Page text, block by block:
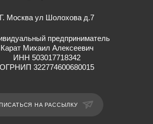
Г. Москва ул Шолохова д.7
предприниматель
Карат Михаил Алексеевич
ИНН 503017718342
ОГРНИП 322774600680015
НА РАССЫЛКУ